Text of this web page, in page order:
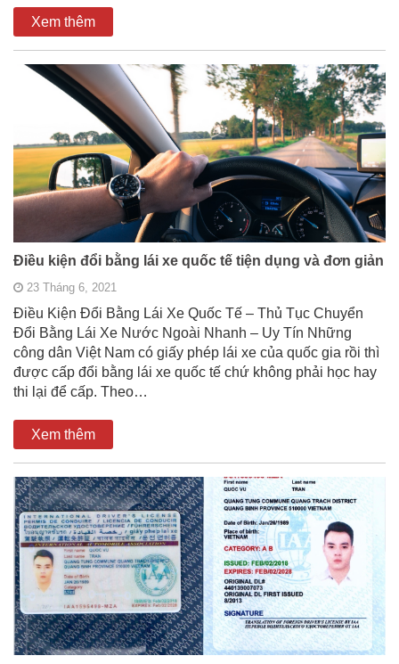
Xem thêm
Điều kiện đổi bằng lái xe quốc tế tiện dụng và đơn giản
23 Tháng 6, 2021
Điều Kiện Đổi Bằng Lái Xe Quốc Tế – Thủ Tục Chuyển
Đổi Bằng Lái Xe Nước Ngoài Nhanh – Uy Tín Những
công dân Việt Nam có giấy phép lái xe của quốc gia rồi thì
được cấp đổi bằng lái xe quốc tế chứ không phải học hay
thi lại để cấp. Theo…
Xem thêm